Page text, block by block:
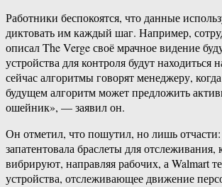
Работники беспокоятся, что данные
диктовать им каждый шаг. Например,
описал The Verge своё мрачное видение
устройства для контроля будут находиться
сейчас алгоритмы говорят менеджеру,
будущем алгоритм может предложить
ошейник», — заявил он.
Он отметил, что пошутил, но лишь
запатентовала браслеты для отслеживания,
вибрируют, направляя рабочих, а Walmart
устройства, отслеживающее движение